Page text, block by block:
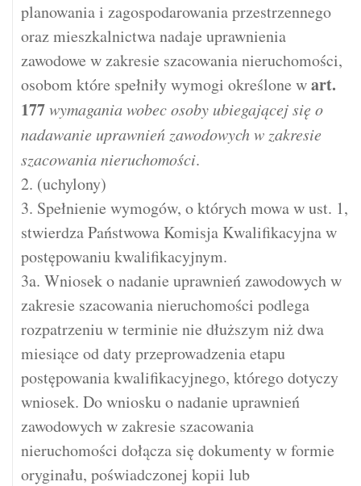
planowania i zagospodarowania przestrzennego
oraz mieszkalnictwa nadaje uprawnienia
zawodowe w zakresie szacowania nieruchomości,
osobom które spełniły wymogi określone wart.
177wymagania wobec osoby ubiegającej się o
nadawanie uprawnień zawodowych w zakresie
szacowania nieruchomości.
2. (uchylony)
3. Spełnienie wymogów, o których mowa w ust. 1,
stwierdza Państwowa Komisja Kwalifikacyjna w
postępowaniu kwalifikacyjnym.
3a. Wniosek o nadanie uprawnień zawodowych w
zakresie szacowania nieruchomości podlega
rozpatrzeniu w terminie nie dłuższym niż dwa
miesiące od daty przeprowadzenia etapu
postępowania kwalifikacyjnego, którego dotyczy
wniosek. Do wniosku o nadanie uprawnień
zawodowych w zakresie szacowania
nieruchomości dołącza się dokumenty w formie
oryginału, poświadczonej kopii lub